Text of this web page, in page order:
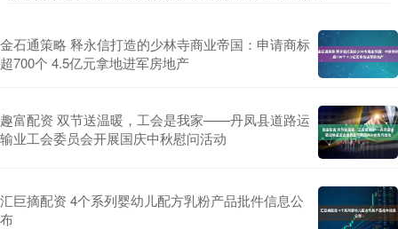
金石通策略 释永信打造的少林寺商业帝国：申请商标
超700个 4.5亿元拿地进军房地产
趣富配资 双节送温暖，工会是我家——丹凤县道路运
输业工会委员会开展国庆中秋慰问活动
汇巨摘配资 4个系列婴幼儿配方乳粉产品批件信息公
布